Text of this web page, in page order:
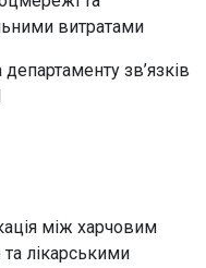
витратами
зв’язків
між харчовим
лікарськими